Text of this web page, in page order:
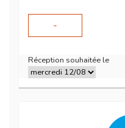
-
Réception souhaitée le